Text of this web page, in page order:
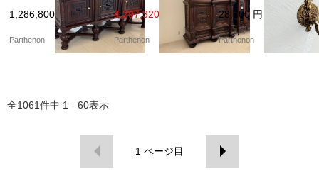
厚な佇まいで空間を彩
る大型サイドボード【d
1,286,800円
Parthenon
守る重厚な佇まいの大
型キャビネット【ds23
-11】
4,297,320 円
Parthenon
製の1灯式ウォールラン
プ【2059】
28,700 円
Parthenon
全1061件中 1 - 60表示
1 ページ目